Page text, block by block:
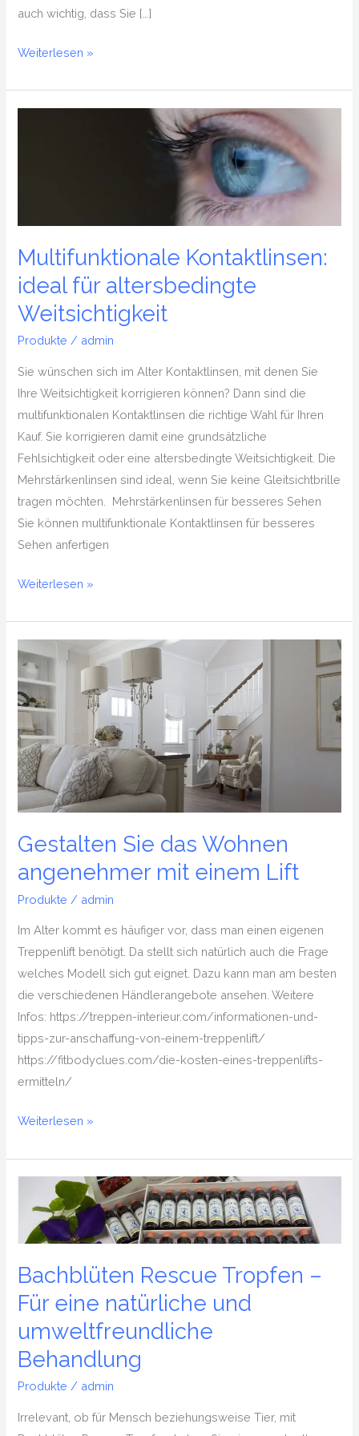
auch wichtig, dass Sie […]
Weiterlesen »
Multifunktionale Kontaktlinsen:
ideal für altersbedingte
Weitsichtigkeit
Produkte / admin
Sie wünschen sich im Alter Kontaktlinsen, mit denen Sie
Ihre Weitsichtigkeit korrigieren können? Dann sind die
multifunktionalen Kontaktlinsen die richtige Wahl für Ihren
Kauf. Sie korrigieren damit eine grundsätzliche
Fehlsichtigkeit oder eine altersbedingte Weitsichtigkeit. Die
Mehrstärkenlinsen sind ideal, wenn Sie keine Gleitsichtbrille
tragen möchten. Mehrstärkenlinsen für besseres Sehen
Sie können multifunktionale Kontaktlinsen für besseres
Sehen anfertigen
Weitsichtigkeit
Weiterlesen »
Gestalten Sie das Wohnen
angenehmer mit einem Lift
Produkte / admin
Im Alter kommt es häufiger vor, dass man einen eigenen
Treppenlift benötigt. Da stellt sich natürlich auch die Frage
welches Modell sich gut eignet. Dazu kann man am besten
die verschiedenen Händlerangebote ansehen. Weitere
Infos: https://treppen-interieur.com/informationen-und-
tipps-zur-anschaffung-von-einem-treppenlift/
https://fitbodyclues.com/die-kosten-eines-treppenlifts-
ermitteln/
Gestalten
Sie
das
Wohnen
angenehmer
mit
einem
Lift
Weiterlesen »
Bachblüten Rescue Tropfen –
Für eine natürliche und
umweltfreundliche
Behandlung
Produkte / admin
Irrelevant, ob für Mensch beziehungsweise Tier, mit
Bachblüten
Rescue
Tropfen
Für
eine
und
umweltfreundliche
Behandlung